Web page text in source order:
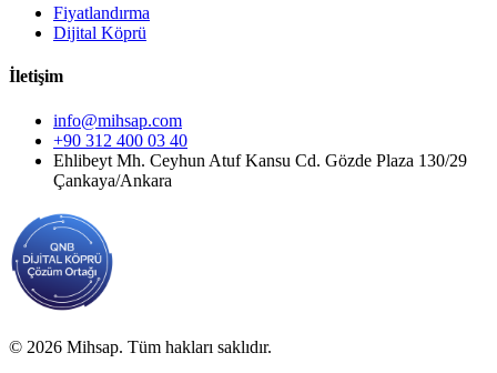
Fiyatlandırma
Dijital Köprü
İletişim
info@mihsap.com
+90 312 400 03 40
Ehlibeyt Mh. Ceyhun Atuf Kansu Cd. Gözde Plaza 130/29
Çankaya/Ankara
© 2026 Mihsap. Tüm hakları saklıdır.